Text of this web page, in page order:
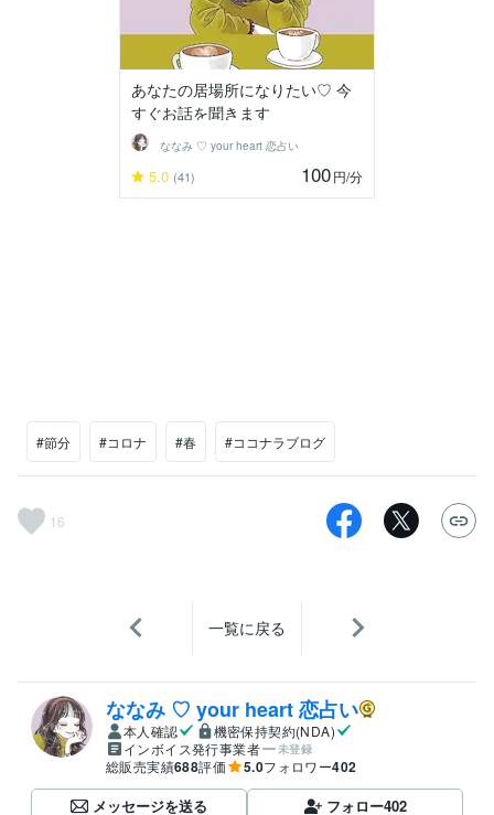
あなたの居場所になりたい♡ 今
すぐお話を聞きます
ななみ ♡ your heart 恋占い
5.0 (41) 100円/分
#節分 #コロナ #春 #ココナラブログ
16
一覧に戻る
ななみ ♡ your heart 恋占い
本人確認
機密保持契約(NDA)
インボイス発行事業者
未登録
総販売実績688評価 5.0フォロワー402
メッセージを送る フォロー402